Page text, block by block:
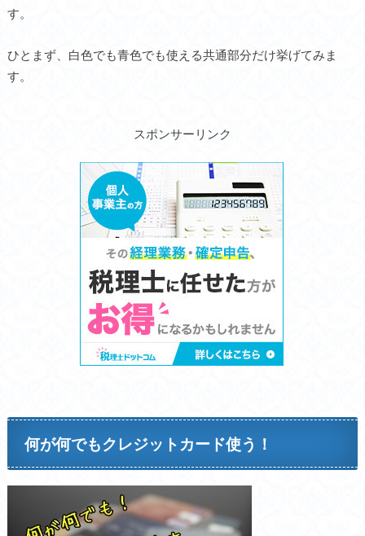
す。
ひとまず、白色でも青色でも使える共通部分だけ挙げてみま
す。
スポンサーリンク
何が何でもクレジットカード使う！